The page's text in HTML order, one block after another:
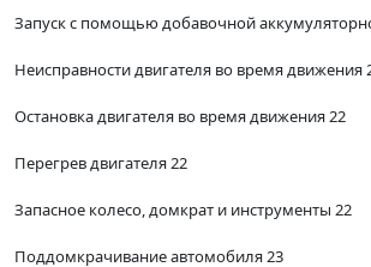
Запуск с помощью добавочной
Неисправности двигателя во время движения
Остановка двигателя во время движения 22
Перегрев двигателя 22
Запасное колесо, домкрат и инструменты 22
Поддомкрачивание автомобиля 23